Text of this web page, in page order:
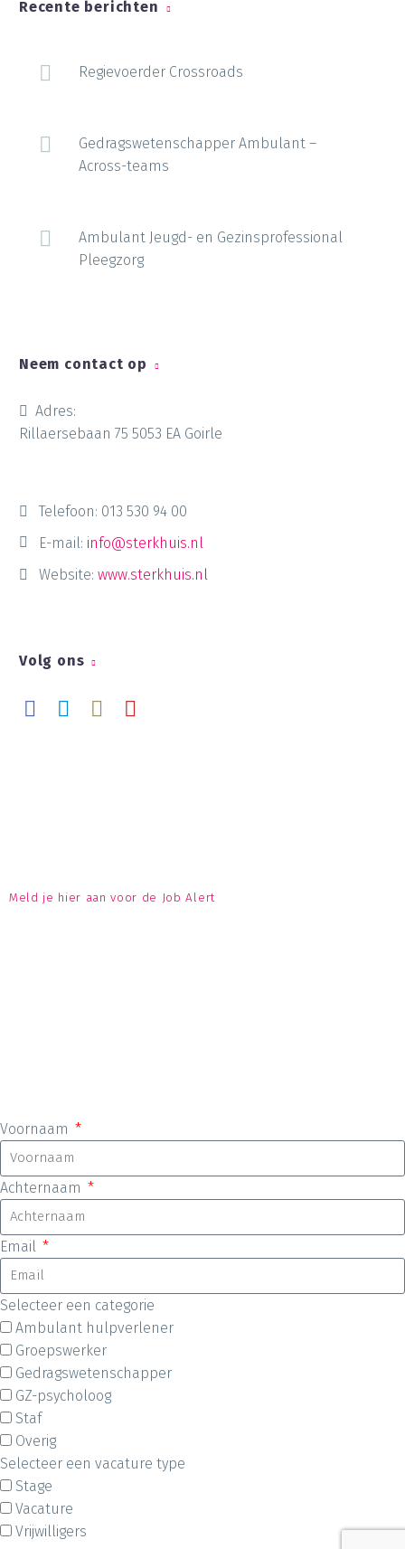
Recente berichten
Regievoerder Crossroads
Gedragswetenschapper Ambulant –
Across-teams
Ambulant Jeugd- en Gezinsprofessional
Pleegzorg
Neem contact op
Adres:
Rillaersebaan 75 5053 EA Goirle
Telefoon: 013 530 94 00
E-mail: info@sterkhuis.nl
Website: www.sterkhuis.nl
Volg ons
Meld je hier aan voor de Job Alert
Voornaam
Achternaam
Email
Selecteer een categorie
Ambulant hulpverlener
Groepswerker
Gedragswetenschapper
GZ-psycholoog
Staf
Overig
Selecteer een vacature type
Stage
Vacature
Vrijwilligers